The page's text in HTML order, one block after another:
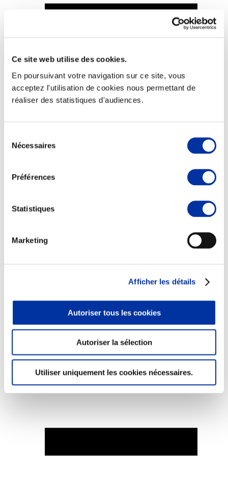
Ce site web utilise des cookies.
En poursuivant votre navigation sur ce site, vous
acceptez l'utilisation de cookies nous permettant de
réaliser des statistiques d'audiences.
Nécessaires
Préférences
Statistiques
Marketing
Afficher les détails
Autoriser tous les cookies
Autoriser la sélection
Utiliser uniquement les cookies nécessaires.
Viande et climat
Valorisation de l’herbe
Autonomie des élevages
Qualité air, eau, sols
Economie de ressources
Abattoir
Partenaire Climat